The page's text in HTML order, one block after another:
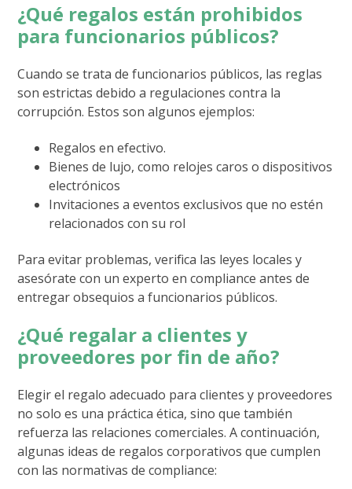
¿Qué regalos están prohibidos
para funcionarios públicos?
Cuando se trata de funcionarios públicos, las reglas
son estrictas debido a regulaciones contra la
corrupción. Estos son algunos ejemplos:
Regalos en efectivo.
Bienes de lujo, como relojes caros o dispositivos
electrónicos
Invitaciones a eventos exclusivos que no estén
relacionados con su rol
Para evitar problemas, verifica las leyes locales y
asesórate con un experto en compliance antes de
entregar obsequios a funcionarios públicos.
¿Qué regalar a clientes y
proveedores por fin de año?
Elegir el regalo adecuado para clientes y proveedores
no solo es una práctica ética, sino que también
refuerza las relaciones comerciales. A continuación,
algunas ideas de regalos corporativos que cumplen
con las normativas de compliance: